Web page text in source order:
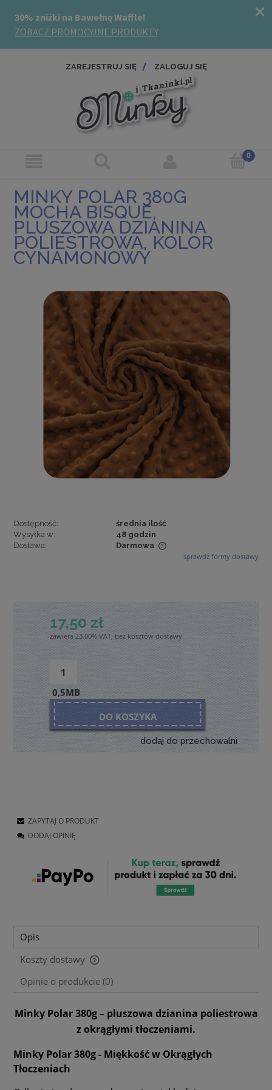
ZAREJESTRUJ SIĘ ZALOGUJ SIĘ
MINKY POLAR 380G
MOCHA BISQUE,
PLUSZOWA DZIANINA
POLIESTROWA, KOLOR
CYNAMONOWY
Dostępność:
średnia ilość
Wysyłka w:
48 godzin
Dostawa:
Darmowa
Cena nie zawiera ewentualnych kosztów płatności
sprawdź formy dostawy
17,50 zł
zawiera 23.00% VAT, bez kosztów dostawy
0,5MB
DO KOSZYKA
dodaj do przechowalni
ZAPYTAJ O PRODUKT
DODAJ OPINIĘ
Opis
Koszty dostawy
Cena nie zawiera ewentualnych kosztów płatności
Opinie o produkcie (0)
Minky Polar 380g – pluszowa dzianina poliestrowa
z okrągłymi tłoczeniami.
Minky Polar 380g - Miękkość w Okrągłych
Tłoczeniach